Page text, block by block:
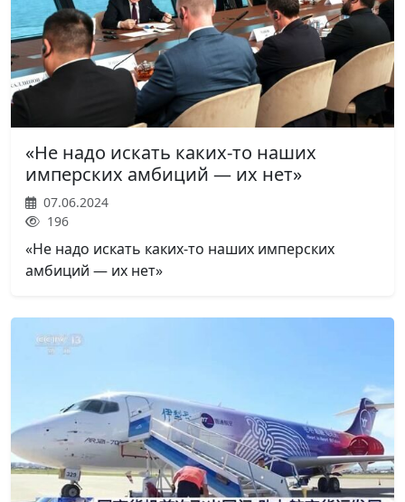
«Не надо искать каких-то наших
имперских амбиций — их нет»
07.06.2024
196
«Не надо искать каких-то наших имперских
амбиций — их нет»